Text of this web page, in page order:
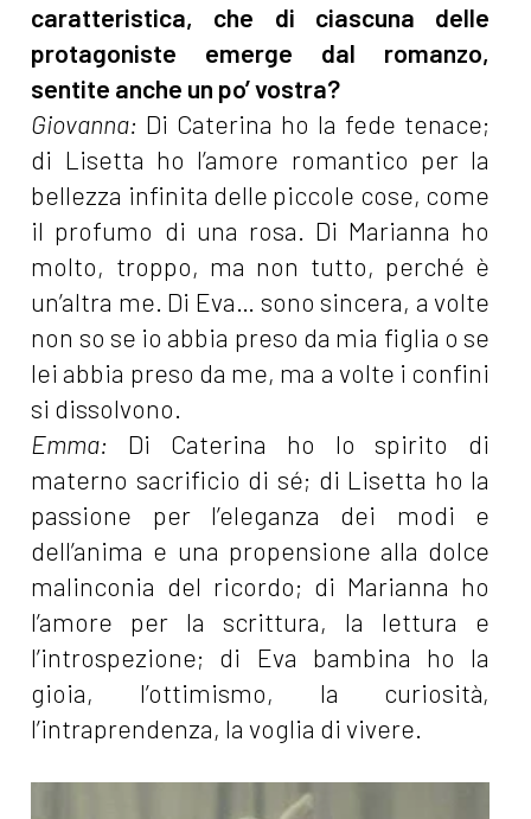
caratteristica, che di ciascuna delle
protagoniste emerge dal romanzo,
sentite anche un po’ vostra?
Giovanna: Di Caterina ho la fede tenace;
di Lisetta ho l’amore romantico per la
bellezza infinita delle piccole cose, come
il profumo di una rosa. Di Marianna ho
molto, troppo, ma non tutto, perché è
un’altra me. Di Eva… sono sincera, a volte
non so se io abbia preso da mia figlia o se
lei abbia preso da me, ma a volte i confini
si dissolvono.
Emma: Di Caterina ho lo spirito di
materno sacrificio di sé; di Lisetta ho la
passione per l’eleganza dei modi e
dell’anima e una propensione alla dolce
malinconia del ricordo; di Marianna ho
l’amore per la scrittura, la lettura e
l’introspezione; di Eva bambina ho la
gioia, l’ottimismo, la curiosità,
l’intraprendenza, la voglia di vivere.